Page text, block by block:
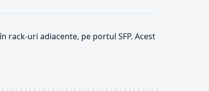
rack-uri adiacente, pe portul SFP. Acest